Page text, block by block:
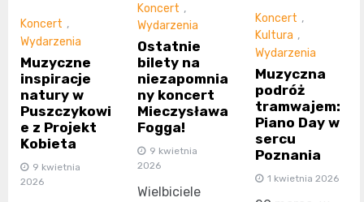
Koncert ,
Wydarzenia
Muzyczne
inspiracje
natury w
Puszczykowi
e z Projekt
Kobieta
9 kwietnia
2026
Koncert ,
Wydarzenia
Ostatnie
bilety na
niezapomnia
ny koncert
Mieczysława
Fogga!
9 kwietnia
2026
Wielbiciele
Koncert ,
Kultura ,
Wydarzenia
Muzyczna
podróż
tramwajem:
Piano Day w
sercu
Poznania
1 kwietnia 2026